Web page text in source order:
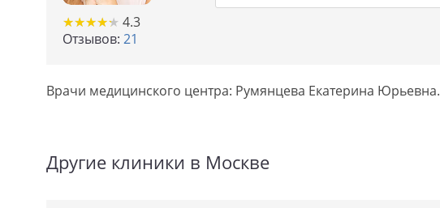
★★★★★
★★★★★ 4.3
Отзывов: 21
Врачи медицинского центра: Румянцева Екатерина Юрьевна.
Другие клиники в Москве